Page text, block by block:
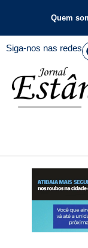
Quem
Siga-nos nas redes